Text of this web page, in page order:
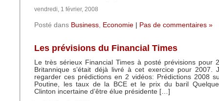
vendredi, 1 février, 2008
Posté dans Business, Economie Pas de commentaires »
Les prévisions du Financial Times
Le très sérieux Financial Times à posté prévisions pour
Britannique s’était déjà livré à cet exercice pour 2007.
regarder ces prédictions en 2 vidéos: Prédictions 2008
Poutine, les taux de la BCE et le prix du baril
Clinton incertaine d’être élue présidente […]